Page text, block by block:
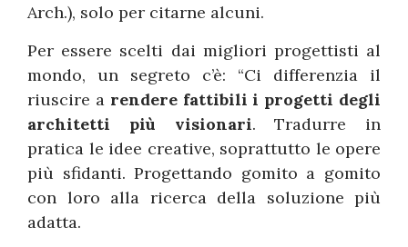
Arch.), solo per citarne alcuni.
Per essere scelti dai migliori progettisti al
mondo, un segreto c’è: “Ci differenzia il
riuscire a rendere fattibili i progetti degli
architetti più visionari. Tradurre in
pratica le idee creative, soprattutto le opere
più sfidanti. Progettando gomito a gomito
con loro alla ricerca della soluzione più
adatta.